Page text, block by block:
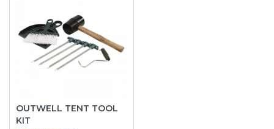
OUTWELL TENT TOOL
KIT